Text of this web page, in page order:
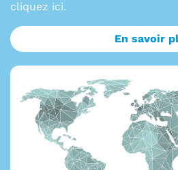
cliquez ici.
En savoir